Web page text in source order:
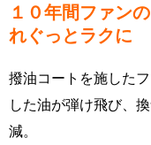
１０年間ファン
れぐっとラクに
撥油コートを施した
した油が弾け飛び、
減。